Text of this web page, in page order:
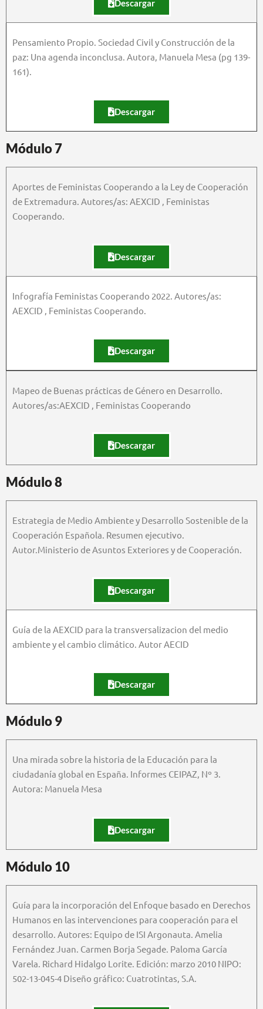
Descargar
Pensamiento Propio. Sociedad Civil y Construcción de la
paz: Una agenda inconclusa. Autora, Manuela Mesa (pg 139-
161).
Descargar
Módulo 7
Aportes de Feministas Cooperando a la Ley de Cooperación
de Extremadura. Autores/as: AEXCID , Feministas
Cooperando.
Descargar
Infografía Feministas Cooperando 2022. Autores/as:
AEXCID , Feministas Cooperando.
Descargar
Mapeo de Buenas prácticas de Género en Desarrollo.
Autores/as:AEXCID , Feministas Cooperando
Descargar
Módulo 8
Estrategia de Medio Ambiente y Desarrollo Sostenible de la
Cooperación Española. Resumen ejecutivo.
Autor.Ministerio de Asuntos Exteriores y de Cooperación.
Descargar
Guía de la AEXCID para la transversalizacion del medio
ambiente y el cambio climático. Autor AECID
Descargar
Módulo 9
Una mirada sobre la historia de la Educación para la
ciudadanía global en España. Informes CEIPAZ, Nº 3.
Autora: Manuela Mesa
Descargar
Módulo 10
Guía para la incorporación del Enfoque basado en Derechos
Humanos en las intervenciones para cooperación para el
desarrollo. Autores: Equipo de ISI Argonauta. Amelia
Fernández Juan. Carmen Borja Segade. Paloma García
Varela. Richard Hidalgo Lorite. Edición: marzo 2010 NIPO:
502-13-045-4 Diseño gráfico: Cuatrotintas, S.A.